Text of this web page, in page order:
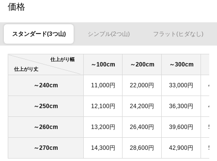
価格
スタンダード(3つ山) シンプル(2つ山) フラット(ヒダなし)
仕上がり幅
仕上がり丈
～100cm ～200cm ～300cm
～240cm 11,000円 22,000円 33,000円
～250cm 12,100円 24,200円 36,300円
～260cm 13,200円 26,400円 39,600円
～270cm 14,300円 28,600円 42,900円